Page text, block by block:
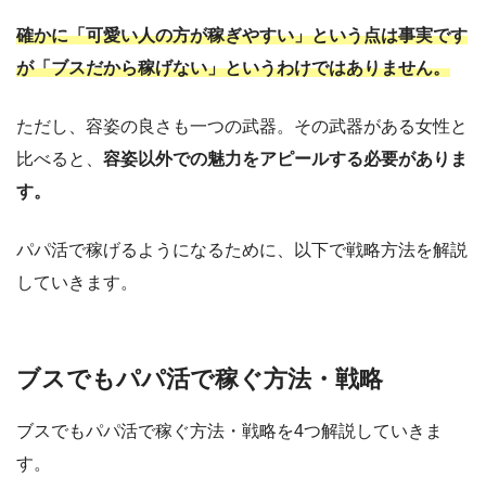
確かに「可愛い人の方が稼ぎやすい」という点は事実です
が「ブスだから稼げない」というわけではありません。
ただし、容姿の良さも一つの武器。その武器がある女性と
比べると、 容姿以外での魅力をアピールする必要がありま
す。
パパ活で稼げるようになるために、以下で戦略方法を解説
していきます。
ブスでもパパ活で稼ぐ方法・戦略
ブスでもパパ活で稼ぐ方法・戦略を4つ解説していきま
す。